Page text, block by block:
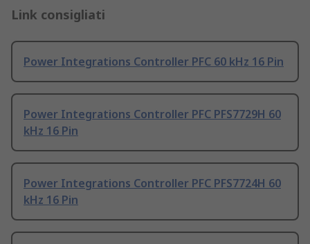
Link consigliati
Power Integrations Controller PFC 60 kHz 16 Pin
Power Integrations Controller PFC PFS7729H 60
kHz 16 Pin
Power Integrations Controller PFC PFS7724H 60
kHz 16 Pin